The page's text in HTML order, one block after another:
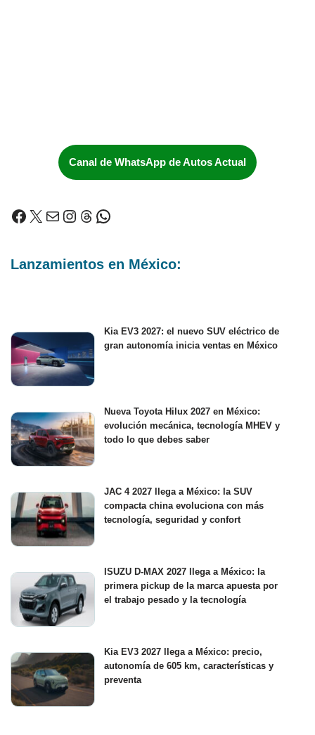
Canal de WhatsApp de Autos Actual
Lanzamientos en México:
Kia EV3 2027: el nuevo SUV eléctrico de
gran autonomía inicia ventas en México
Nueva Toyota Hilux 2027 en México:
evolución mecánica, tecnología MHEV y
todo lo que debes saber
JAC 4 2027 llega a México: la SUV
compacta china evoluciona con más
tecnología, seguridad y confort
ISUZU D-MAX 2027 llega a México: la
primera pickup de la marca apuesta por
el trabajo pesado y la tecnología
Kia EV3 2027 llega a México: precio,
autonomía de 605 km, características y
preventa